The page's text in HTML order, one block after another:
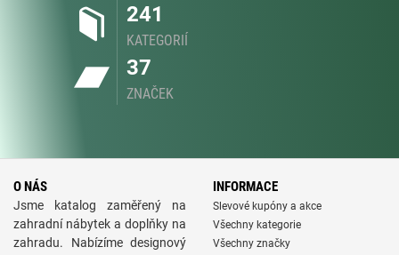
241
KATEGORIÍ
37
ZNAČEK
O NÁS
Jsme katalog zaměřený na
zahradní nábytek a doplňky na
zahradu. Nabízíme designový
INFORMACE
Slevové kupóny a akce
Všechny kategorie
Všechny značky